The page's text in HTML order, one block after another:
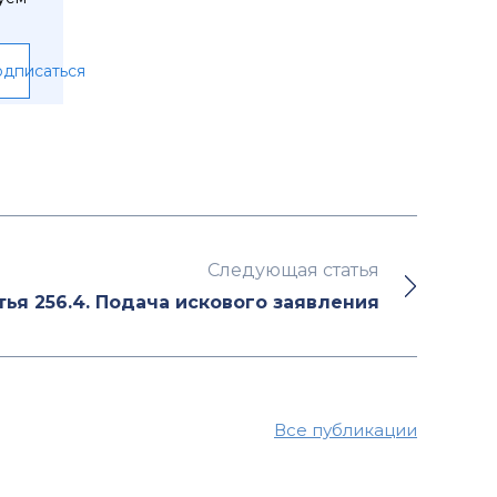
Следующая статья
256.4. Подача искового заявления
Все публикации